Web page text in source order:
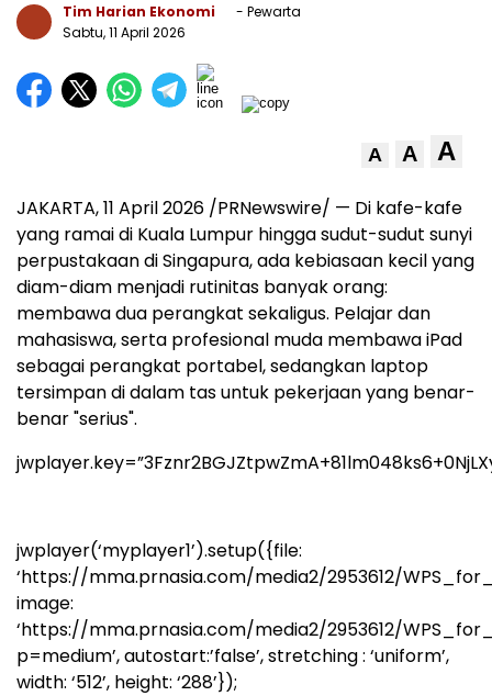
Tim Harian Ekonomi
- Pewarta
Sabtu, 11 April 2026
A A A
JAKARTA, 11 April 2026 /PRNewswire/ — Di kafe-kafe
yang ramai di Kuala Lumpur hingga sudut-sudut sunyi
perpustakaan di Singapura, ada kebiasaan kecil yang
diam-diam menjadi rutinitas banyak orang:
membawa dua perangkat sekaligus. Pelajar dan
mahasiswa, serta profesional muda membawa iPad
sebagai perangkat portabel, sedangkan laptop
tersimpan di dalam tas untuk pekerjaan yang benar-
benar "serius".
jwplayer(‘myplayer1’).setup({file:
‘https://mma.prnasia.com/media2/2953612/
image:
‘https://mma.prnasia.com/media2/2953612/
p=medium’, autostart:’false’, stretching : ‘uniform’,
width: ‘512’, height: ‘288’});